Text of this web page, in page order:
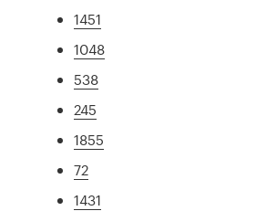
1451
1048
538
245
1855
72
1431